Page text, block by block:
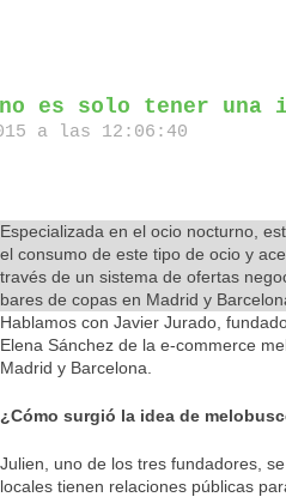
es solo tener una
a las 12:06:40
Especializada en el ocio nocturno,
el consumo de este tipo de ocio y
través de un sistema de ofertas
bares de copas en Madrid y
Hablamos con Javier Jurado,
Elena Sánchez de la e-commerce
Madrid y Barcelona.
¿Cómo surgió la idea de
Julien, uno de los tres fundadores,
locales tienen relaciones públicas